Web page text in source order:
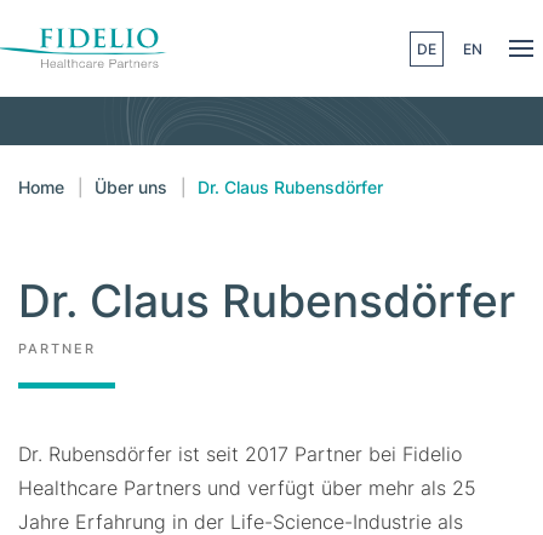
Skip to main content DE EN
Home Über uns Dr. Claus Rubensdörfer
Dr. Claus Rubensdörfer
PARTNER
Dr. Rubensdörfer ist seit 2017 Partner bei Fidelio
Healthcare Partners und verfügt über mehr als 25
Jahre Erfahrung in der Life-Science-Industrie als